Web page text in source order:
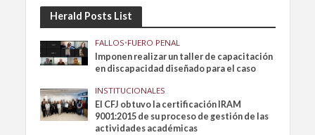
Herald Posts List
FALLOS•FUERO PENAL
Imponen realizar un taller de capacitación
en discapacidad diseñado para el caso
INSTITUCIONALES
El CFJ obtuvo la certificación IRAM
9001:2015 de su proceso de gestión de las
actividades académicas